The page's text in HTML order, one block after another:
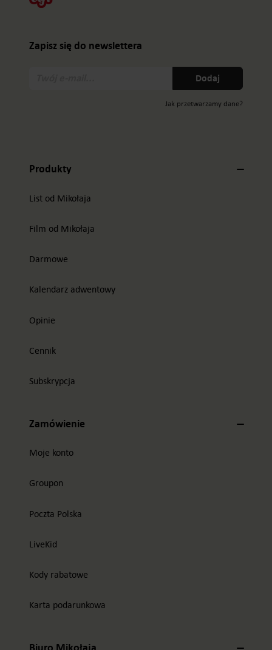
Zapisz się do newslettera
Dodaj
Jak przetwarzamy dane?
Produkty
List od Mikołaja
Film od Mikołaja
Darmowe
Kalendarz adwentowy
Opinie
Cennik
Subskrypcja
Zamówienie
Moje konto
Groupon
Poczta Polska
LiveKid
Kody rabatowe
Karta podarunkowa